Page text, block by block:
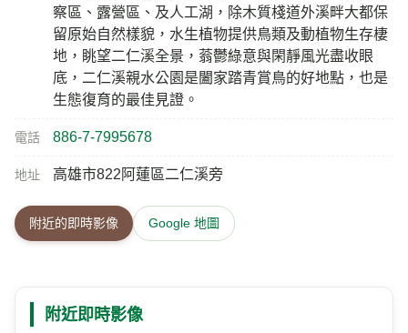
察區、露營區、及人工湖，除木質棧道外溪畔大都保
留原始自然樣貌，水生植物提供鳥類及動植物生存棲
地，眺望二仁溪全景，蓊鬱綠意與閑靜風光盡收眼
底，二仁溪親水公園是闔家踏青賞鳥的好地點，也是
生態復育的最佳見證。
電話 886-7-7995678
地址 高雄市822阿蓮區二仁溪旁
附近的即時影像 Google 地圖
附近即時影像